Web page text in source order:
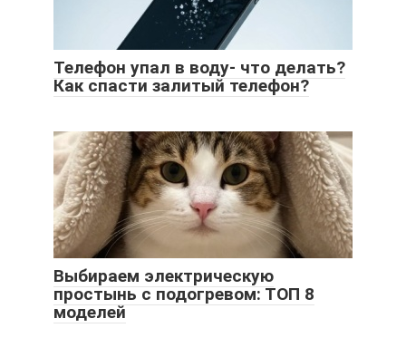
Телефон упал в воду- что делать?
Как спасти залитый телефон?
Выбираем электрическую
простынь с подогревом: ТОП 8
моделей